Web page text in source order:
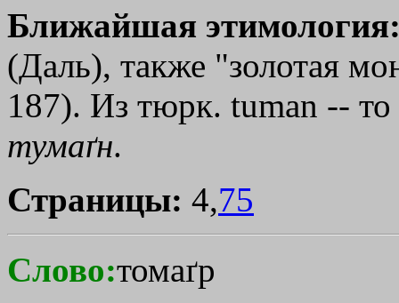
Ближайшая
(Даль), также "золотая
187). Из тюрк. tuman --
тумаґн.
Страницы: 4,75
Слово:томаґр